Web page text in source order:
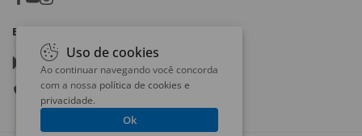
Baixe o App
Google play
App store
Uso de cookies
Ao continuar navegando você concorda
com a nossa política de cookies e
privacidade.
Ok